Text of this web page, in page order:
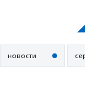
новости